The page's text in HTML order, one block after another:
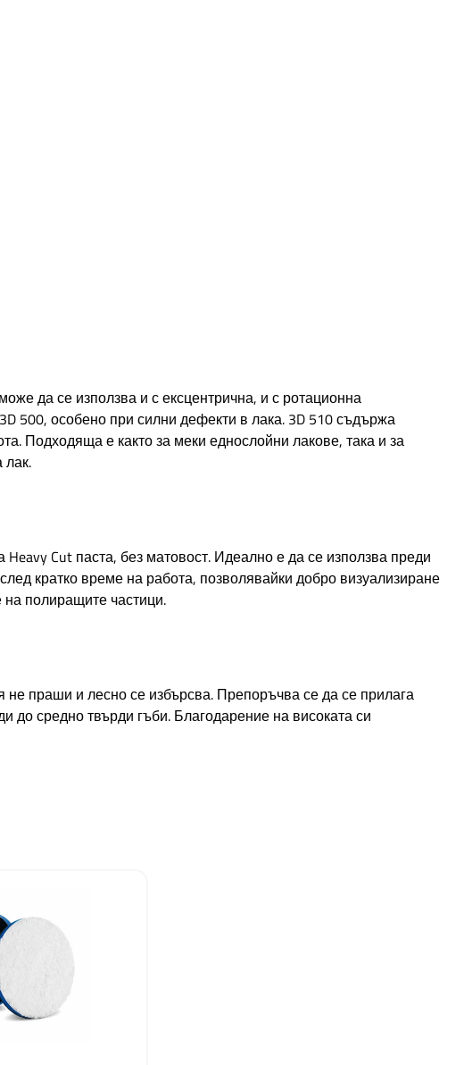
да се използва и с ексцентрична, и с ротационна
500, особено при силни дефекти в лака. 3D 510 съдържа
Подходяща е както за меки еднослойни лакове, така и за
Cut паста, без матовост. Идеално е да се използва преди
кратко време на работа, позволявайки добро визуализиране
полиращите частици.
не праши и лесно се избърсва. Препоръчва се да се прилага
до средно твърди гъби. Благодарение на високата си